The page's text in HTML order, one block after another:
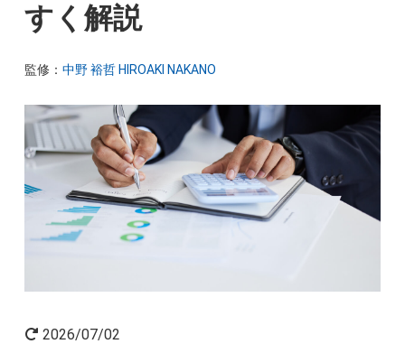
Powered by
すく解説
監修： 中野 裕哲 HIROAKI NAKANO
2026/07/02